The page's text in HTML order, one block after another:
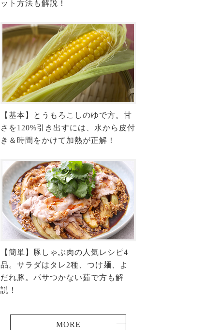
ット方法も解説！
【基本】とうもろこしのゆで方。甘
さを120%引き出すには、水から皮付
き＆時間をかけて加熱が正解！
【簡単】豚しゃぶ肉の人気レシピ4
品。サラダはタレ2種、つけ麺、よ
だれ豚。パサつかない茹で方も解
説！
MORE